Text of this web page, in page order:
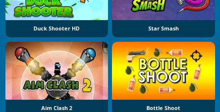
Duck Shooter HD Star Smash
Aim Clash 2 Bottle Shoot